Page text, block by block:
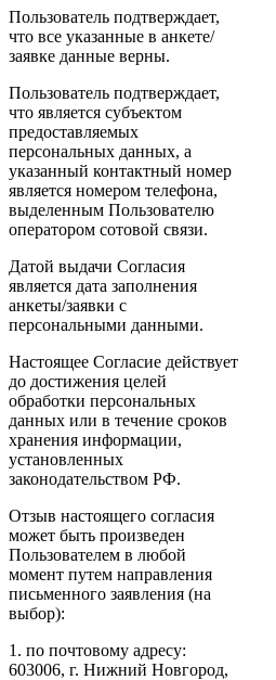
Пользователь подтверждает,
что все указанные в анкете/
заявке данные верны.
Пользователь подтверждает,
что является субъектом
предоставляемых
персональных данных, а
указанный контактный номер
является номером телефона,
выделенным Пользователю
оператором сотовой связи.
Датой выдачи Согласия
является дата заполнения
анкеты/заявки с
персональными данными.
Настоящее Согласие действует
до достижения целей
обработки персональных
данных или в течение сроков
хранения информации,
установленных
законодательством РФ.
Отзыв настоящего согласия
может быть произведен
Пользователем в любой
момент путем направления
письменного заявления (на
выбор):
1. по почтовому адресу:
603006, г. Нижний Новгород,